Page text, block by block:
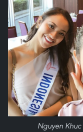
Nguyen Khuc